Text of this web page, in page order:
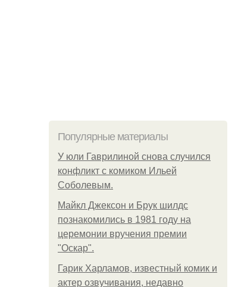
Популярные материалы
У юли Гаврилиной снова случился
конфликт с комиком Ильей
Соболевым.
Майкл Джексон и Брук шилдс
познакомились в 1981 году на
церемонии вручения премии
"Оскар".
Гарик Харламов, известный комик и
актер озвучивания, недавно